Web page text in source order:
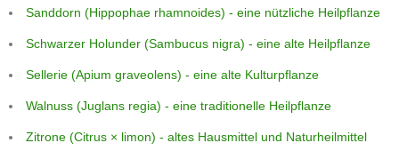
Sanddorn (Hippophae rhamnoides) - eine nützliche Heilpflanze
Schwarzer Holunder (Sambucus nigra) - eine alte Heilpflanze
Sellerie (Apium graveolens) - eine alte Kulturpflanze
Walnuss (Juglans regia) - eine traditionelle Heilpflanze
Zitrone (Citrus × limon) - altes Hausmittel und Naturheilmittel